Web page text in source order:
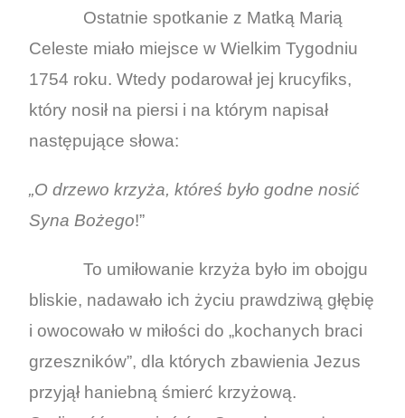
Ostatnie spotkanie z Matką Marią
Celeste miało miejsce w Wielkim Tygodniu
1754 roku. Wtedy podarował jej krucyfiks,
który nosił na piersi i na którym napisał
następujące słowa:
„O drzewo krzyża, któreś było godne nosić
Syna Bożego!”
To umiłowanie krzyża było im obojgu
bliskie, nadawało ich życiu prawdziwą głębię
i owocowało w miłości do „kochanych braci
grzeszników”, dla których zbawienia Jezus
przyjął haniebną śmierć krzyżową.